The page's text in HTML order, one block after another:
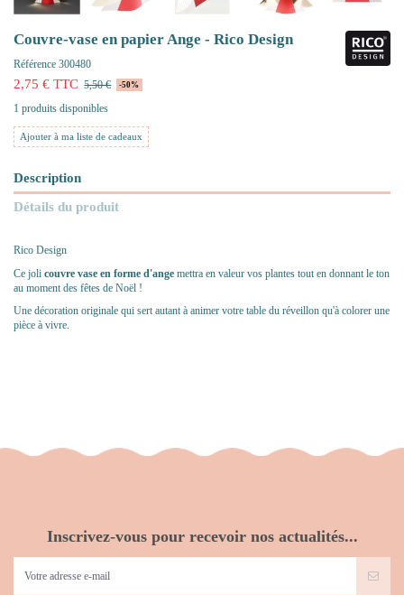
Couvre-vase en papier Ange - Rico Design
Référence 300480
2,75 € TTC 5,50 € -50%
1 produits disponibles
Ajouter à ma liste de cadeaux
Description
Détails du produit
Rico Design
Ce joli couvre vase en forme d'ange mettra en valeur vos plantes tout en donnant le ton
au moment des fêtes de Noël !
Une décoration originale qui sert autant à animer votre table du réveillon qu'à colorer une
pièce à vivre.
Inscrivez-vous pour recevoir nos actualités...